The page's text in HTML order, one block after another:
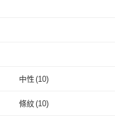
中性 (10)
中性
條紋(10)